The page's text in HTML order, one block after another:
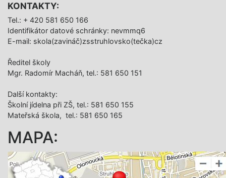
KONTAKTY:
Tel.: + 420 581 650 166
Identifikátor datové schránky: nevmmq6
E-mail: skola(zavináč)zsstruhlovsko(tečka)cz
Ředitel školy
Mgr. Radomír Macháň, tel.: 581 650 151
Další­ kontakty:
Školní jídelna při ZŠ, tel.: 581 650 155
Mateřská škola, tel.: 581 650 165
MAPA: